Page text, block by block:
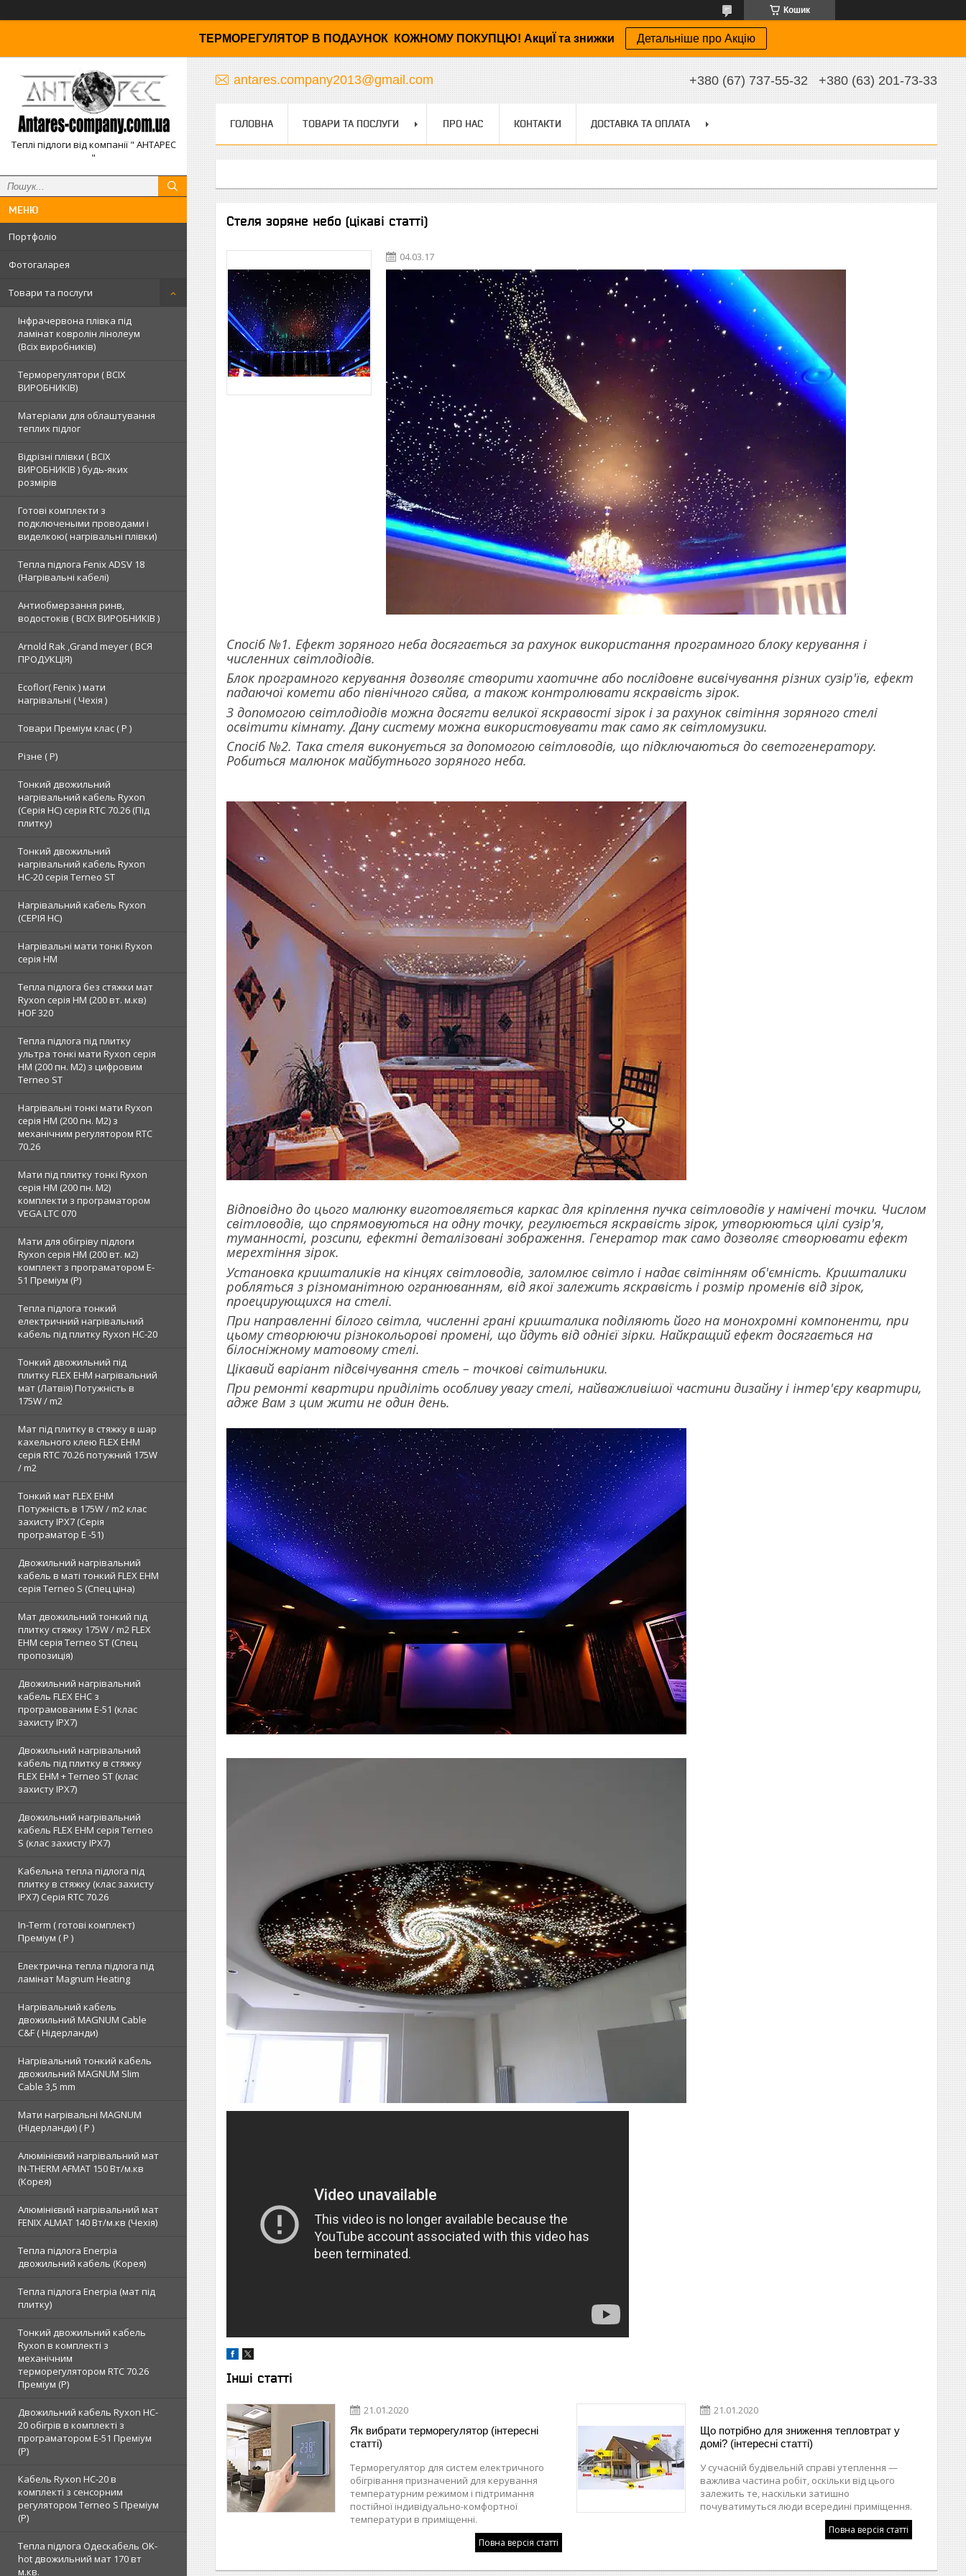
Кошик
ТЕРМОРЕГУЛЯТОР В ПОДАУНОК КОЖНОМУ ПОКУПЦЮ! АкциЇ та знижки Детальніше про Акцію
Теплі підлоги від компанії " АНТАРЕС
"
Портфоліо
Фотогаларея
Товари та послуги
Інфрачервона плівка під
ламінат ковролін лінолеум
(Всіх виробників)
Терморегулятори ( ВСІХ
ВИРОБНИКІВ)
Матеріали для облаштування
теплих підлог
Відрізні плівки ( ВСІХ
ВИРОБНИКІВ ) будь-яких
розмірів
Готові комплекти з
подключеными проводами і
виделкою( нагрівальні плівки)
Тепла підлога Fenix ADSV 18
(Нагрівальні кабелі)
Антиобмерзання ринв,
водостоків ( ВСІХ ВИРОБНИКІВ )
Arnold Rak ,Grand meyer ( ВСЯ
ПРОДУКЦІЯ)
Ecoflor( Fenix ) мати
нагрівальні ( Чехія )
Товари Преміум клас ( Р )
Різне ( Р)
Тонкий двожильний
нагрівальний кабель Ryxon
(Серія НС) серія RTC 70.26 (Під
плитку)
Тонкий двожильний
нагрівальний кабель Ryxon
HC-20 серія Terneo ST
Нагрівальний кабель Ryxon
(СЕРІЯ НС)
Нагрівальні мати тонкі Ryxon
серія НМ
Тепла підлога без стяжки мат
Ryxon серія НМ (200 вт. м.кв)
HOF 320
Тепла підлога під плитку
ультра тонкі мати Ryxon серія
НМ (200 пн. М2) з цифровим
Terneo ST
Нагрівальні тонкі мати Ryxon
серія НМ (200 пн. М2) з
механічним регулятором RTC
70.26
Мати під плитку тонкі Ryxon
серія НМ (200 пн. М2)
комплекти з програматором
VEGA LTC 070
Мати для обігріву підлоги
Ryxon серія НМ (200 вт. м2)
комплект з програматором E-
51 Преміум (Р)
Тепла підлога тонкий
електричний нагрівальний
кабель під плитку Ryxon HC-20
Тонкий двожильний під
плитку FLEX EHM нагрівальний
мат (Латвія) Потужність в
175W / m2
Мат під плитку в стяжку в шар
кахельного клею FLEX EHM
серія RTC 70.26 потужний 175W
/ m2
Тонкий мат FLEX EHM
Потужність в 175W / m2 клас
захисту IPX7 (Серія
програматор Е -51)
Двожильний нагрівальний
кабель в маті тонкий FLEX EHM
серія Terneo S (Спец ціна)
Мат двожильний тонкий під
плитку стяжку 175W / m2 FLEX
EHM серія Terneo SТ (Спец
пропозиція)
Двожильний нагрівальний
кабель FLEX EHС з
програмованим E-51 (клас
захисту IPX7)
Двожильний нагрівальний
кабель під плитку в стяжку
FLEX EHM + Terneo ST (клас
захисту IPX7)
Двожильний нагрівальний
кабель FLEX EHM серія Terneo
S (клас захисту IPX7)
Кабельна тепла підлога під
плитку в стяжку (клас захисту
IPX7) Серія RTC 70.26
In-Term ( готові комплект)
Преміум ( Р )
Електрична тепла підлога під
ламінат Magnum Heating
Нагрівальний кабель
двожильний MAGNUM Cable
C&F ( Нідерланди)
Нагрівальний тонкий кабель
двожильний MAGNUM Slim
Cable 3,5 mm
Мати нагрівальні MAGNUM
(Нідерланди) ( Р )
Алюмінієвий нагрівальний мат
IN-THERM AFMAT 150 Вт/м.кв
(Корея)
Алюмінієвий нагрівальний мат
FENIX ALMAT 140 Вт/м.кв (Чехія)
Тепла підлога Enerpia
двожильний кабель (Корея)
Тепла підлога Enerpia (мат під
плитку)
Тонкий двожильний кабель
Ryxon в комплекті з
механічним
терморегулятором RTC 70.26
Преміум (Р)
Двожильний кабель Ryxon HC-
20 обігрів в комплекті з
програматором E-51 Преміум
(Р)
Кабель Ryxon HC-20 в
комплекті з сенсорним
регулятором Terneo S Преміум
(Р)
Тепла підлога Одескабель OK-
hot двожильний мат 170 вт
м.кв.
antares.company2013@gmail.com +380 (67) 737-55-32 +380 (63) 201-73-33
ГОЛОВНА ТОВАРИ ТА ПОСЛУГИ ПРО НАС КОНТАКТИ ДОСТАВКА ТА ОПЛАТА
Стеля зоряне небо (цікаві статті)
04.03.17
Спосіб №1. Ефект зоряного неба досягається за рахунок використання програмного блоку керування і
численних світлодіодів.
Блок програмного керування дозволяє створити хаотичне або послідовне висвічування різних сузір'їв, ефект
падаючої комети або північного сяйва, а також контролювати яскравість зірок.
З допомогою світлодіодів можна досягти великої яскравості зірок і за рахунок світіння зоряного стелі
освітити кімнату. Дану систему можна використовувати так само як світломузики.
Спосіб №2. Така стеля виконується за допомогою світловодів, що підключаються до светогенератору.
Робиться малюнок майбутнього зоряного неба.
Відповідно до цього малюнку виготовляється каркас для кріплення пучка світловодів у намічені точки. Числом
світловодів, що спрямовуються на одну точку, регулюється яскравість зірок, утворюються цілі сузір'я,
туманності, розсипи, ефектні деталізовані зображення. Генератор так само дозволяє створювати ефект
мерехтіння зірок.
Установка кришталиків на кінцях світловодів, заломлює світло і надає світінням об'ємність. Кришталики
робляться з різноманітною огранюванням, від якої залежить яскравість і розмір променів від зірок,
проецирующихся на стелі.
При направленні білого світла, численні грані кришталика поділяють його на монохромні компоненти, при
цьому створюючи різнокольорові промені, що йдуть від однієї зірки. Найкращий ефект досягається на
білосніжному матовому стелі.
Цікавий варіант підсвічування стель – точкові світильники.
При ремонті квартири приділіть особливу увагу стелі, найважливішої частини дизайну і інтер'єру квартири,
адже Вам з цим жити не один день.
Інші статті
21.01.2020
Як вибрати терморегулятор (інтересні
статті)
Терморегулятор для систем електричного
обігрівання призначений для керування
температурним режимом і підтримання
постійної індивідуально-комфортної
температури в приміщенні.
Повна версія статті
21.01.2020
Що потрібно для зниження тепловтрат у
домі? (інтересні статті)
У сучасній будівельній справі утеплення —
важлива частина робіт, оскільки від цього
залежить те, наскільки затишно
почуватимуться люди всередині приміщення.
Повна версія статті